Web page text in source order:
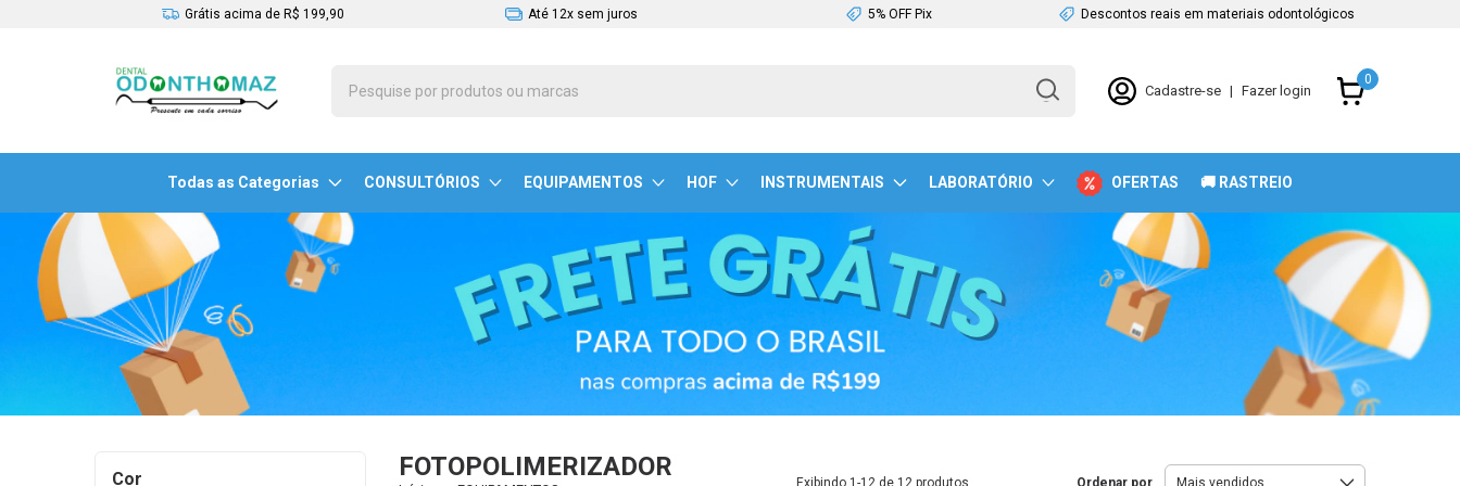
Grátis acima de R$ 199,90 Até 12x sem juros 5% OFF Pix Descontos reais em materiais odontológicos
Cadastre-se | Fazer login
0
Todas as Categorias CONSULTÓRIOS EQUIPAMENTOS HOF INSTRUMENTAIS LABORATÓRIO OFERTAS 🚚 RASTREIO
Cor FOTOPOLIMERIZADOR
Exibindo 1-12 de 12 produtos Ordenar por